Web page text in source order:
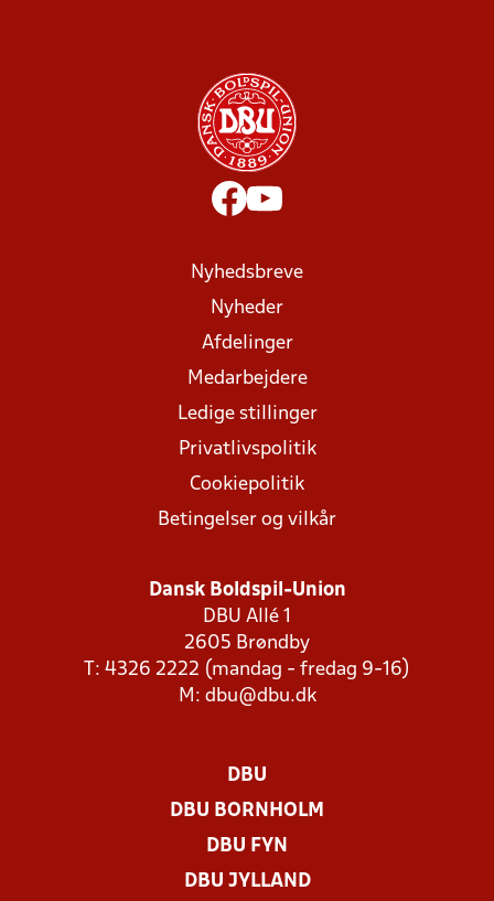
Nyhedsbreve
Nyheder
Afdelinger
Medarbejdere
Ledige stillinger
Privatlivspolitik
Cookiepolitik
Betingelser og vilkår
Dansk Boldspil-Union
DBU Allé 1
2605 Brøndby
T: 4326 2222 (mandag - fredag 9-16)
M: dbu@dbu.dk
DBU
DBU BORNHOLM
DBU FYN
DBU JYLLAND